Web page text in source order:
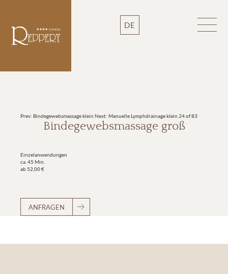
DE
Prev: Bindegewebsmassage klein Next: Manuelle Lymphdrainage klein 24 of 83
Bindegewebsmassage groß
Einzelanwendungen
ca. 45 Min.
ab 52,00 €
ANFRAGEN